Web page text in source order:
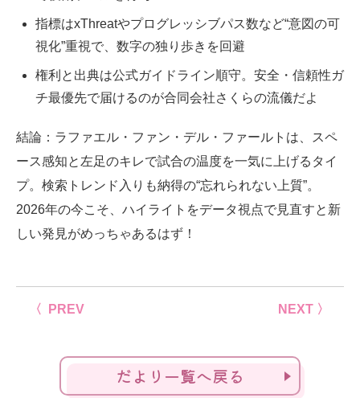
指標はxThreatやプログレッシブパス数など“意図の可
視化”重視で、数字の独り歩きを回避
権利と出典は公式ガイドライン順守。安全・信頼性ガ
チ最優先で届けるのが合同会社さくらの流儀だよ
結論：ラファエル・ファン・デル・ファールトは、スペ
ース感知と左足のキレで試合の温度を一気に上げるタイ
プ。検索トレンド入りも納得の“忘れられない上質”。
2026年の今こそ、ハイライトをデータ視点で見直すと新
しい発見がめっちゃあるはず！
〈 PREV NEXT 〉
だより一覧へ戻る